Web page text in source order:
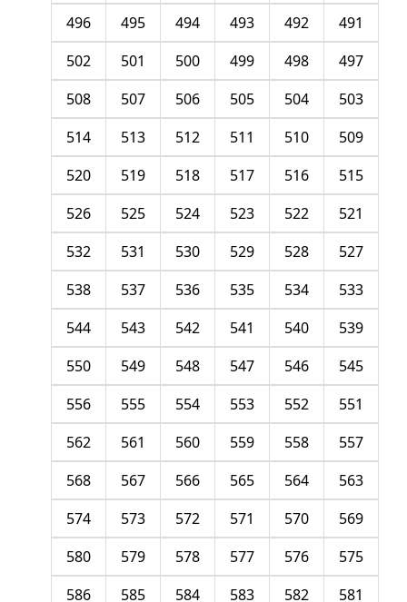
491
492
493
494
495
496
497
498
499
500
501
502
503
504
505
506
507
508
509
510
511
512
513
514
515
516
517
518
519
520
521
522
523
524
525
526
527
528
529
530
531
532
533
534
535
536
537
538
539
540
541
542
543
544
545
546
547
548
549
550
551
552
553
554
555
556
557
558
559
560
561
562
563
564
565
566
567
568
569
570
571
572
573
574
575
576
577
578
579
580
581
582
583
584
585
586